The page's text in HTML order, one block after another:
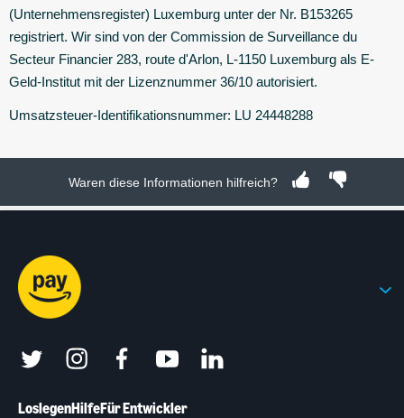
(Unternehmensregister) Luxemburg unter der Nr. B153265
registriert. Wir sind von der Commission de Surveillance du
Secteur Financier 283, route d'Arlon, L-1150 Luxemburg als E-
Geld-Institut mit der Lizenznummer 36/10 autorisiert.
Umsatzsteuer-Identifikationsnummer: LU 24448288
Waren diese Informationen hilfreich?
LoslegenHilfeFür Entwickler
twitter instagramfacebookyoutubelinkedin